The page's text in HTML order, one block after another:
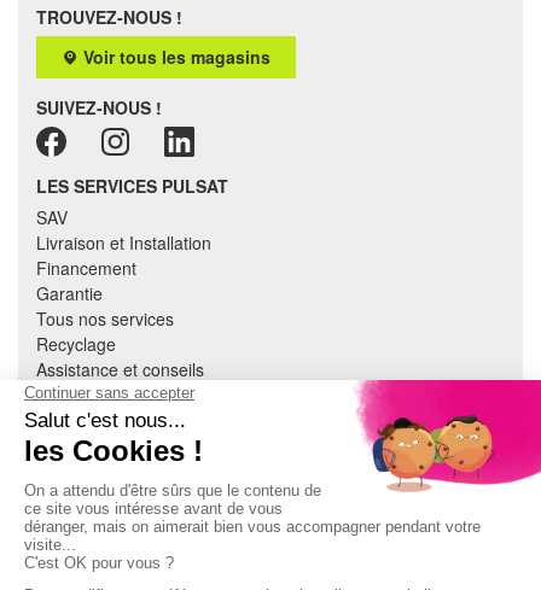
TROUVEZ-NOUS !
Voir tous les magasins
SUIVEZ-NOUS !
LES SERVICES PULSAT
SAV
Livraison et Installation
Financement
Garantie
Tous nos services
Recyclage
Assistance et conseils
Cuisine équipée
Literie
Nous contacter
À PROPOS
CGV
Mentions légales